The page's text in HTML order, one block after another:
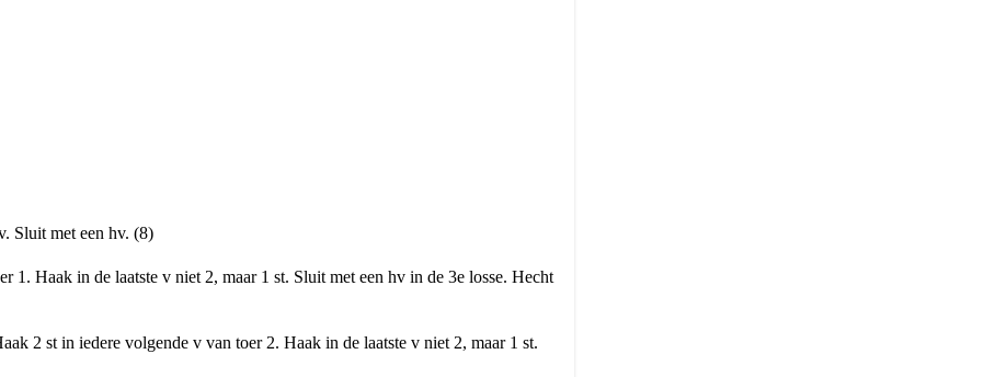
Sluit met een hv. (8)
1. Haak in de laatste v niet 2, maar 1 st. Sluit met een hv in de 3e losse. Hecht
2 st in iedere volgende v van toer 2. Haak in de laatste v niet 2, maar 1 st.